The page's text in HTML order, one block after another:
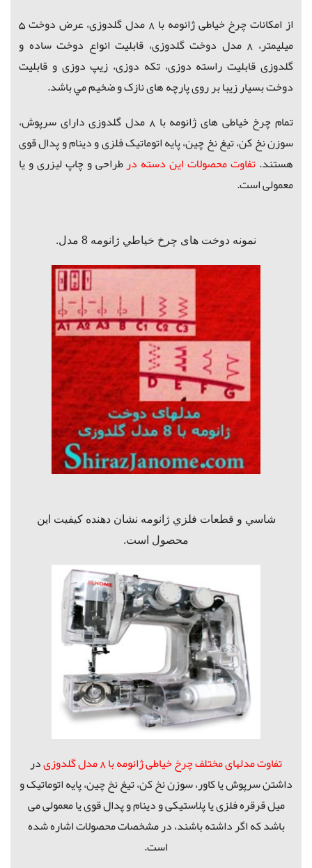
از امكانات چرخ خیاطی ژانومه با 8 مدل گلدوزی، عرض دوخت 5
میلیمتر، 8 مدل دوخت گلدوزی، قابلیت انواع دوخت ساده و
گلدوزی قابلیت راسته دوزی، تکه دوزی، زیپ دوزی و قابلیت
دوخت بسیار زیبابر روی پارچه های نازک و ضخیم مي باشد.
تمام چرخ خیاطی های ژانومه با 8 مدل گلدوزی دارای سرپوش،
سوزن نخ کن، تیغ نخ چین، پایه اتوماتیک فلزی و دینام و پدال قوی
هستند.تفاوت محصولات این دسته درطراحی و چاپ لیزری و یا
معمولی است.
نمونه دوخت های چرخ خياطي ژانومه 8 مدل.
شاسي و قطعات فلزي ژانومه نشان دهنده كيفيت اين
محصول است.
تفاوت مدلهای مختلف چرخ خیاطی ژانومه با 8 مدل گلدوزی
در
داشتن سرپوش یا کاور، سوزن نخ کن، تیغ نخ چین، پایه اتوماتیک و
میل قرقره فلزی یا پلاستیکی و دینام و پدال قوی یا معمولی می
باشد که اگر داشته باشند، در مشخصات محصولات اشاره شده
است.